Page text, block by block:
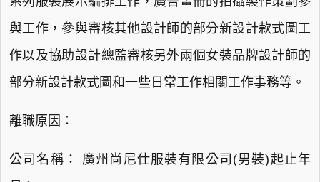
與工作，參與審核其他設計師的部分新設計款式圖工
作以及協助設計總監審核另外兩個女裝品牌設計師的
部分新設計款式圖和一些日常工作相關工作事務等。
離職原因：
公司名稱： 廣州尚尼仕服裝有限公司(男裝)起止年